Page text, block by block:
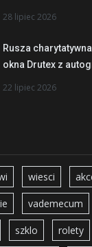
28 lipiec 2026
Rusza
okna Drutex z
22 lipiec 2026
wiesci
vademecum
szklo rolety